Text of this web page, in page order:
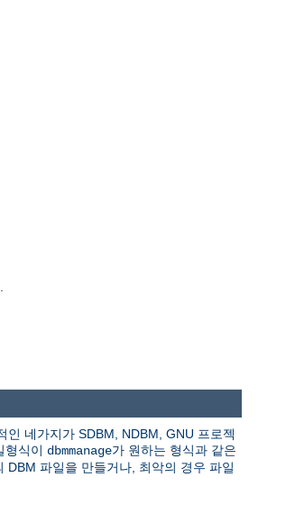
네가지가 SDBM, NDBM, GNU 프로젝
형식이 dbmmanage가 원하는 형식과 같은
파일을 만들거나, 최악의 경우 파일